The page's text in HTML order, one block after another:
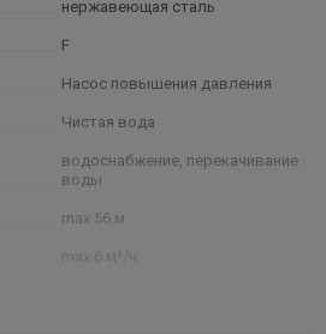
среды: 40 °C
нержавеющая сталь
F
Насос повышения давления
Чистая вода
водоснабжение, перекачивание
воды
max 56 м
max 6 м³/ч